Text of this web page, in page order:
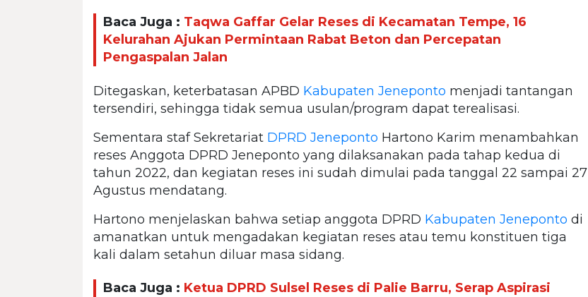
Baca Juga : Taqwa Gaffar Gelar Reses di Kecamatan Tempe, 16
Kelurahan Ajukan Permintaan Rabat Beton dan Percepatan
Pengaspalan Jalan
Ditegaskan, keterbatasan APBD Kabupaten Jeneponto menjadi tantangan
tersendiri, sehingga tidak semua usulan/program dapat terealisasi.
Sementara staf Sekretariat DPRD Jeneponto Hartono Karim menambahkan
reses Anggota DPRD Jeneponto yang dilaksanakan pada tahap kedua di
tahun 2022, dan kegiatan reses ini sudah dimulai pada tanggal 22 sampai 27
Agustus mendatang.
Hartono menjelaskan bahwa setiap anggota DPRD Kabupaten Jeneponto di
amanatkan untuk mengadakan kegiatan reses atau temu konstituen tiga
kali dalam setahun diluar masa sidang.
Baca Juga : Ketua DPRD Sulsel Reses di Palie Barru, Serap Aspirasi